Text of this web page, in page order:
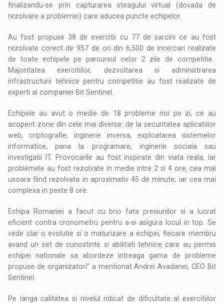
finalizandu-se prin capturarea steagului virtual (dovada de
rezolvare a problemei) care aducea puncte echipelor.
Au fost propuse 38 de exercitii cu 77 de sarcini ce au fost
rezolvate corect de 957 de ori din 6,500 de incercari realizate
de toate echipele pe parcursul celor 2 zile de competitie.
Majoritatea exercitiilor, dezvoltarea si administrarea
infrastructurii tehnice pentru competitie au fost realizate de
experti ai companiei Bit Sentinel.
Echipele au avut o medie de 18 probleme noi pe zi, ce au
acoperit zone din cele mai diverse: de la securitatea aplicatiilor
web, criptografie, inginerie inversa, exploatarea sistemelor
informatice, pana la programare, inginerie sociala sau
investigatii IT. Provocarile au fost inspirate din viata reala, iar
problemele au fost rezolvate in medie intre 2 si 4 ore, cea mai
usoara fiind rezolvata in aproximativ 45 de minute, iar cea mai
complexa in peste 8 ore.
Echipa Romaniei a facut cu brio fata presiunilor si a lucrat
eficient contra cronometru pentru a-si asigura locul in top. Se
vede clar o evolutie si o maturizare a echipei, fiecare membru
avand un set de cunostinte si abilitati tehnice care au permis
echipei nationale sa abordeze intreaga gama de probleme
propuse de organizatori” a mentionat Andrei Avadanei, CEO Bit
Sentinel.
Pe langa calitatea si nivelul ridicat de dificultate al exercitiilor